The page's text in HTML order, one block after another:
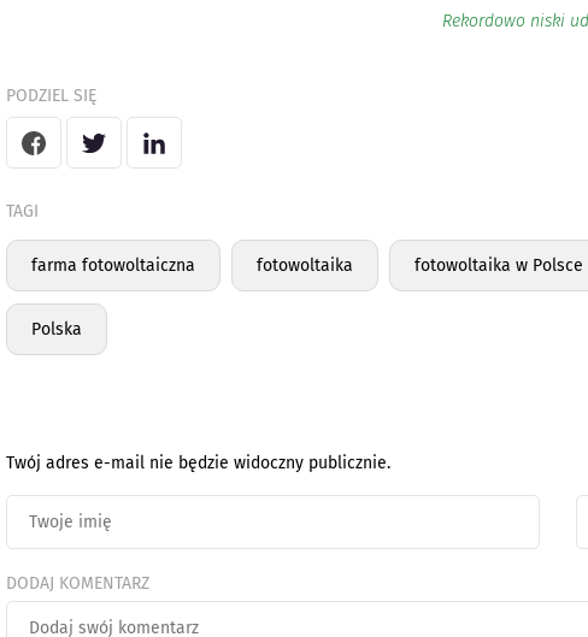
Rekordowo niski
PODZIEL SIĘ
TAGI
farma fotowoltaiczna fotowoltaika fotowoltaika w Polsce
Polska
Twój adres e-mail nie będzie widoczny publicznie.
DODAJ KOMENTARZ